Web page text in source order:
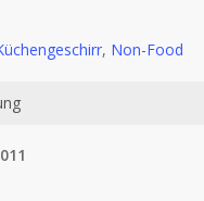
, Non-Food